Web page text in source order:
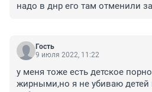
надо в днр его там отменили
Гость
9 июля 2022, 11:22
у меня тоже есть детское
жирными,но я не убиваю детей